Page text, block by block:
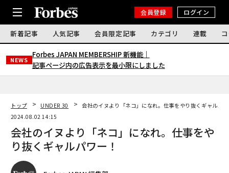
会員登録 ログイン
新着記事 人気記事 会員限定記事 カテゴリ 連載
NEWS
Forbes JAPAN MEMBERSHIP 新機能｜
記事ページ内の広告表示を最小限にしました
トップ UNDER 30
会社のイヌより「ネコ」になれ。仕事をやり抜くギャルパ
2024.08.02 14:15
会社のイヌより「ネコ」になれ。仕事をや
り抜くギャルパワー！